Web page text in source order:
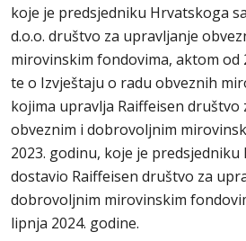
koje je predsjedniku Hrvatskoga
d.o.o. društvo za upravljanje
mirovinskim fondovima, aktom od
te o Izvještaju o radu obveznih
kojima upravlja Raiffeisen društvo
obveznim i dobrovoljnim
2023. godinu, koje je
dostavio Raiffeisen društvo za
dobrovoljnim mirovinskim
lipnja 2024. godine.